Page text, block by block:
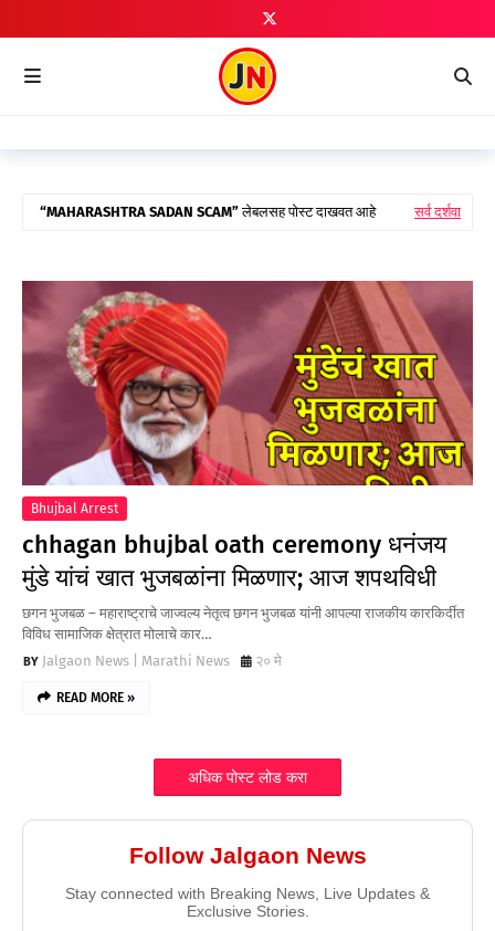
MAHARASHTRA SADAN SCAM लेबलसह पोस्ट दाखवत आहे सर्व दर्शवा
Bhujbal Arrest
chhagan bhujbal oath ceremony धनंजय
मुंडे यांचं खात भुजबळांना मिळणार; आज शपथविधी
छगन भुजबळ – महाराष्ट्राचे जाज्वल्य नेतृत्व छगन भुजबळ यांनी आपल्या राजकीय कारकिर्दीत
विविध सामाजिक क्षेत्रात मोलाचे कार…
Jalgaon News | Marathi News
२० मे
READ MORE »
अधिक पोस्ट लोड करा
Follow Jalgaon News
Stay connected with Breaking News, Live Updates &
Exclusive Stories.